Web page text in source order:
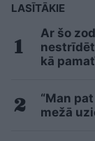
LASĪTĀKIE
Ar šo
kā
“Man
mežā